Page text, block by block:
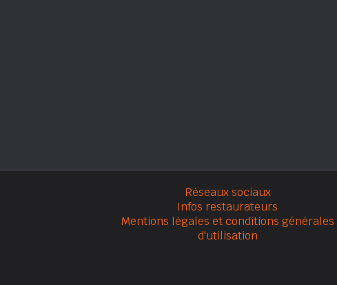
Réseaux sociaux
Infos restaurateurs
Mentions légales et conditions générales
d'utilisation